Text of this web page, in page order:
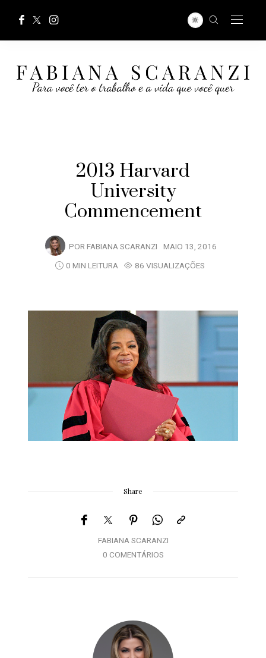
2013 Harvard
University
Commencement
POR FABIANA SCARANZI MAIO 13, 2016
0 MIN LEITURA
86 VISUALIZAÇÕES
Share
FABIANA SCARANZI
0 COMENTÁRIOS